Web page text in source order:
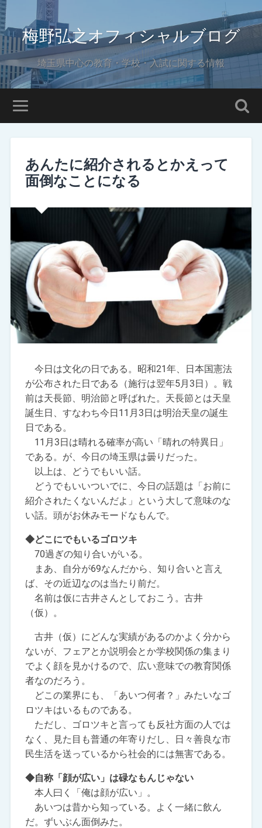
梅野弘之オフィシャルブログ
埼玉県中心の教育・学校・入試に関する情報
あんたに紹介されるとかえって
面倒なことになる
今日は文化の日である。昭和21年、日本国憲法
が公布された日である（施行は翌年5月3日）。戦
前は天長節、明治節と呼ばれた。天長節とは天皇
誕生日、すなわち今日11月3日は明治天皇の誕生
日である。
11月3日は晴れる確率が高い「晴れの特異日」
である。が、今日の埼玉県は曇りだった。
以上は、どうでもいい話。
どうでもいいついでに、今日の話題は「お前に
紹介されたくないんだよ」という大して意味のな
い話。頭がお休みモードなもんで。
◆どこにでもいるゴロツキ
70過ぎの知り合いがいる。
まあ、自分が69なんだから、知り合いと言え
ば、その近辺なのは当たり前だ。
名前は仮に古井さんとしておこう。古井
（仮）。
古井（仮）にどんな実績があるのかよく分から
ないが、フェアとか説明会とか学校関係の集まり
でよく顔を見かけるので、広い意味での教育関係
者なのだろう。
どこの業界にも、「あいつ何者？」みたいなゴ
ロツキはいるものである。
ただし、ゴロツキと言っても反社方面の人では
なく、見た目も普通の年寄りだし、日々善良な市
民生活を送っているから社会的には無害である。
◆自称「顔が広い」は碌なもんじゃない
本人曰く「俺は顔が広い」。
あいつは昔から知っている。よく一緒に飲ん
だ。ずいぶん面倒みた。